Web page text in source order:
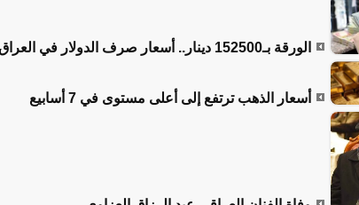
الورقة بـ152500 دينار.. أسعار صرف الدولار في العراق
أسعار الذهب ترتفع إلى أعلى مستوى في 7 أسابيع